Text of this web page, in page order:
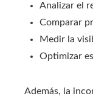
Analizar el
Comparar
Medir la
Optimizar
Además, la